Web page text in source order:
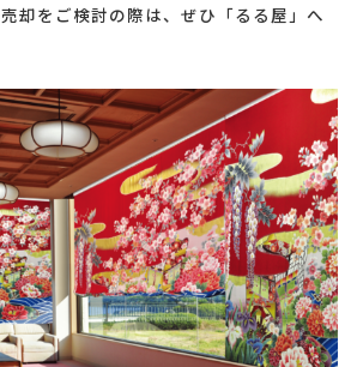
却をご検討の際は、ぜひ「るる屋」へ